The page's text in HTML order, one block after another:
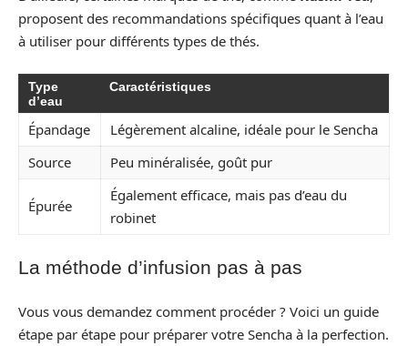
proposent des recommandations spécifiques quant à l’eau
à utiliser pour différents types de thés.
Type
d’eau
Caractéristiques
Épandage
Légèrement alcaline, idéale pour le Sencha
Source
Peu minéralisée, goût pur
Épurée
Également efficace, mais pas d’eau du
robinet
La méthode d’infusion pas à pas
Vous vous demandez comment procéder ? Voici un guide
étape par étape pour préparer votre Sencha à la perfection.